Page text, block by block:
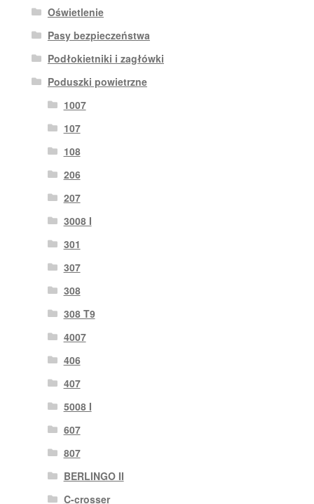
Oświetlenie
Pasy bezpieczeństwa
Podłokietniki i zagłówki
Poduszki powietrzne
1007
107
108
206
207
3008 I
301
307
308
308 T9
4007
406
407
5008 I
607
807
BERLINGO II
C-crosser